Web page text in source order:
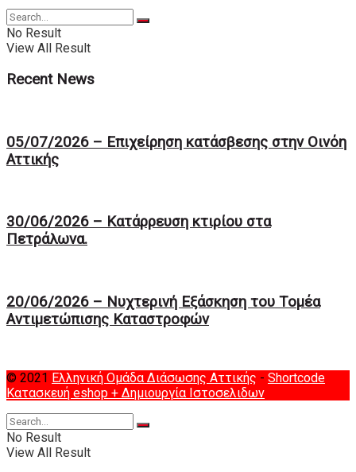
No Result
View All Result
Recent News
05/07/2026 – Επιχείρηση κατάσβεσης στην Οινόη
Αττικής
30/06/2026 – Κατάρρευση κτιρίου στα
Πετράλωνα.
20/06/2026 – Νυχτερινή Eξάσκηση του Tομέα
Αντιμετώπισης Καταστροφών
© 2021 Ελληνική Ομάδα Διάσωσης Αττικής - Shortcode
Κατασκευή eshop + Δημιουργία Ιστοσελιδων
No Result
View All Result